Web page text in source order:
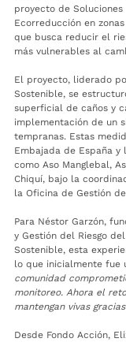
proyecto de
Ecorreducción en
que busca reducir el
más vulnerables al
El proyecto, liderado
Sostenible, se
superficial de caños y
implementación de un
tempranas. Estas
Embajada de España
como Aso Manglebal,
Chiquí, bajo la
la Oficina de Gestión
Para Néstor Garzón,
y Gestión del Riesgo
Sostenible, esta
lo que inicialmente fue
comunidad
monitoreo. Ahora el
mantengan vivas
Desde Fondo Acción,